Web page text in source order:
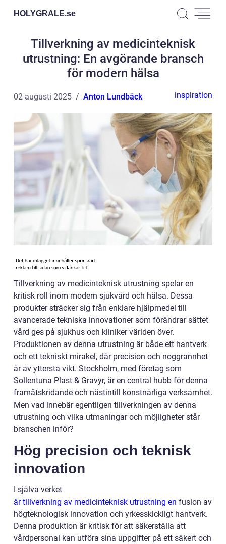
HOLYGRALE.se
Tillverkning av medicinteknisk
utrustning: En avgörande bransch
för modern hälsa
02 augusti 2025 Anton Lundbäck inspiration
Tillverkning av medicinteknisk utrustning spelar en
kritisk roll inom modern sjukvård och hälsa. Dessa
produkter sträcker sig från enklare hjälpmedel till
avancerade tekniska innovationer som förändrar sättet
vård ges på sjukhus och kliniker världen över.
Produktionen av denna utrustning är både ett hantverk
och ett tekniskt mirakel, där precision och noggrannhet
är av yttersta vikt. Stockholm, med företag som
Sollentuna Plast & Gravyr, är en central hubb för denna
framåtskridande och nästintill konstnärliga verksamhet.
Men vad innebär egentligen tillverkningen av denna
utrustning och vilka utmaningar och möjligheter står
branschen inför?
Hög precision och teknisk
innovation
I själva verket
är tillverkning av medicinteknisk utrustning en fusion av
högteknologisk innovation och yrkesskickligt hantverk.
Denna produktion är kritisk för att säkerställa att
vårdpersonal kan utföra sina uppgifter på ett säkert och